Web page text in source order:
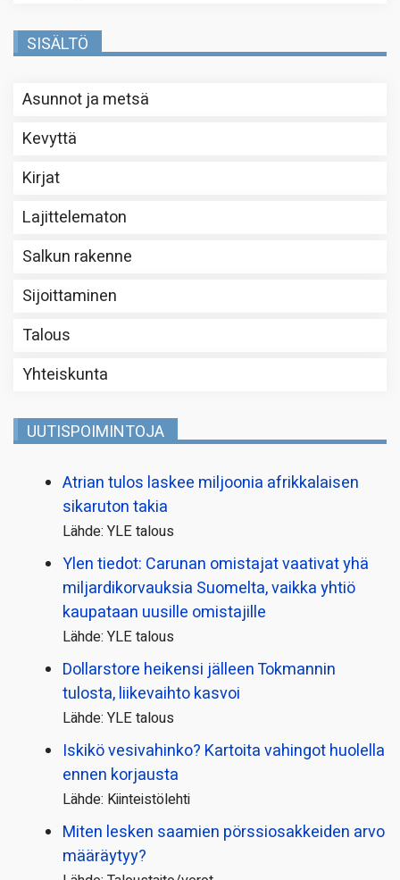
SISÄLTÖ
Asunnot ja metsä
Kevyttä
Kirjat
Lajittelematon
Salkun rakenne
Sijoittaminen
Talous
Yhteiskunta
UUTISPOIMINTOJA
Atrian tulos laskee miljoonia afrikkalaisen
sikaruton takia
Lähde: YLE talous
Ylen tiedot: Carunan omistajat vaativat yhä
miljardi­korvauksia Suomelta, vaikka yhtiö
kaupataan uusille omistajille
Lähde: YLE talous
Dollarstore heikensi jälleen Tokmannin
tulosta, liikevaihto kasvoi
Lähde: YLE talous
Iskikö vesivahinko? Kartoita vahingot huolella
ennen korjausta
Lähde: Kiinteistölehti
Miten lesken saamien pörssi­osakkeiden arvo
määräytyy?